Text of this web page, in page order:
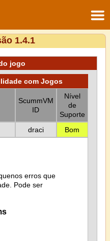
1.4.1
jogo
com Jogos
ScummVM
ID
Nível
de
Suporte
draci Bom
erros que
Pode ser